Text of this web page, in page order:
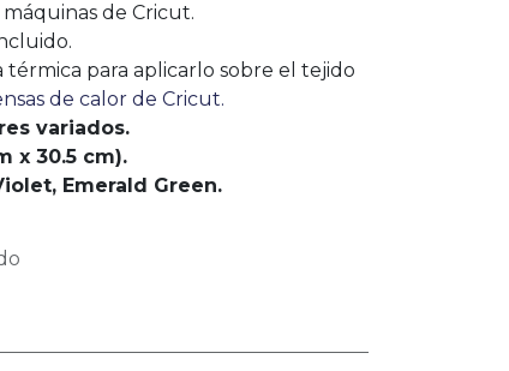
de Cricut.
para aplicarlo sobre el tejido
de calor de Cricut.
variados.
x 30.5 cm).
Emerald Green.